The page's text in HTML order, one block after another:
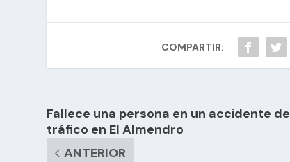
COMPARTIR:
Fallece una persona en un accidente de
tráfico en El Almendro
ANTERIOR